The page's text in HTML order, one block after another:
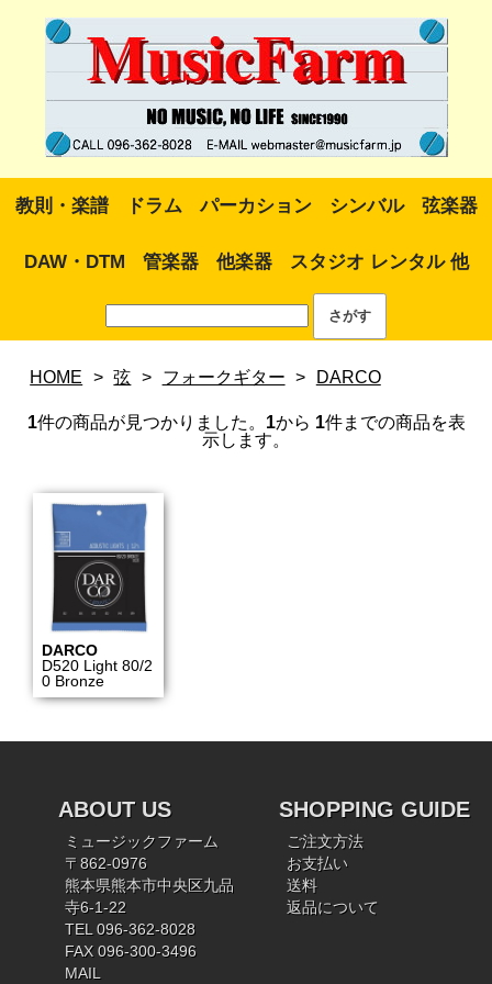
教則・楽譜 ドラム パーカション シンバル 弦楽器
DAW・DTM 管楽器 他楽器 スタジオ レンタル 他
HOME > 弦 > フォークギター > DARCO
1件の商品が見つかりました。 1から 1件までの商品を表
示します。
DARCO
D520 Light 80/2
0 Bronze
ABOUT US
ミュージックファーム
〒862-0976
熊本県熊本市中央区九品
寺6-1-22
TEL 096-362-8028
FAX 096-300-3496
MAIL
SHOPPING GUIDE
ご注文方法
お支払い
送料
返品について